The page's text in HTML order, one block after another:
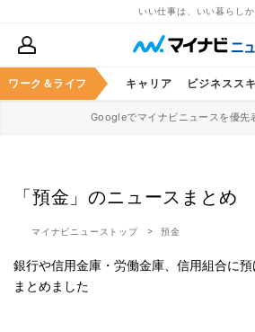
いい仕事は、いい暮らしか
ワーク＆ライフ キャリア ビジネスス
Googleでマイナビニュースを優先
「預金」のニュースまとめ
マイナビニューストップ 預金
銀行や信用金庫・労働金庫、信用組合に
まとめました